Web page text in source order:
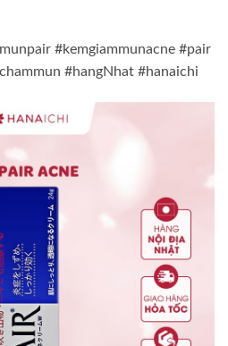
#kemgiammunacne #pair
#hangNhat #hanaichi